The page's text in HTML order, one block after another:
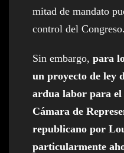
mitad de mandato
control del Congreso.
Sin embargo, para
un proyecto de ley
ardua labor para el
Cámara de
republicano por
particularmente